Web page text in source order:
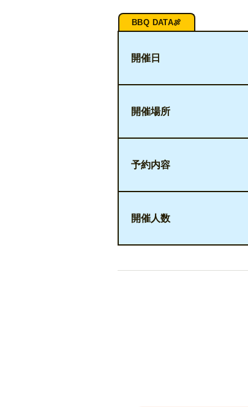
開催日
開催場所
予約内容
開催人数